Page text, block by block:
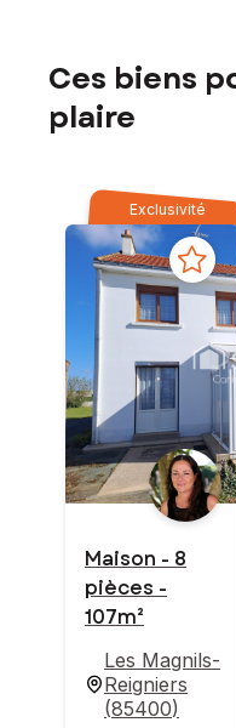
Ces biens
plaire
Exclusivité
Maison - 8
pièces -
107m²
Les Magnils-
Reigniers
(85400)